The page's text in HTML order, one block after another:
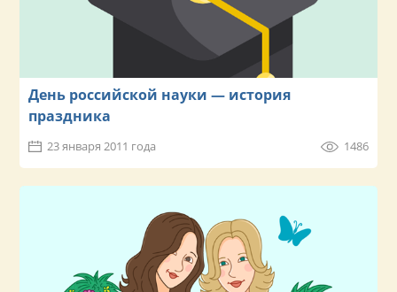
День российской науки — история
праздника
23 января 2011 года 1486